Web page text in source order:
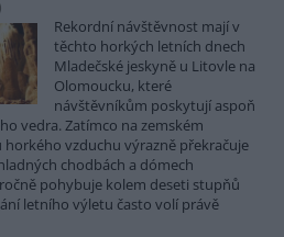
)
Rekordní návštěvnost mají v
těchto horkých letních dnech
Mladečské jeskyně u Litovle na
Olomoucku, které
návštěvníkům poskytují aspoň
vedra. Zatímco na zemském
vzduchu výrazně překračuje
chodbách a dómech
pohybuje kolem deseti stupňů
letního výletu často volí právě